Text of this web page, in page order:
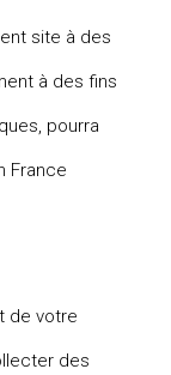
site à des
à des fins
pourra
France
de votre
des